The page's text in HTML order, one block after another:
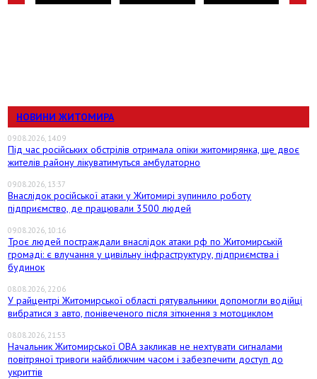
НОВИНИ ЖИТОМИРА
09.08.2026, 14:09
Під час російських обстрілів отримала опіки житомирянка, ще двоє
жителів району лікуватимуться амбулаторно
09.08.2026, 13:37
Внаслідок російської атаки у Житомирі зупинило роботу
підприємство, де працювали 3500 людей
09.08.2026, 10:16
Троє людей постраждали внаслідок атаки рф по Житомирській
громаді: є влучання у цивільну інфраструктуру, підприємства і
будинок
08.08.2026, 22:06
У райцентрі Житомирської області рятувальники допомогли водійці
вибратися з авто, понівеченого після зіткнення з мотоциклом
08.08.2026, 21:53
Начальник Житомирської ОВА закликав не нехтувати сигналами
повітряної тривоги найближчим часом і забезпечити доступ до
укриттів